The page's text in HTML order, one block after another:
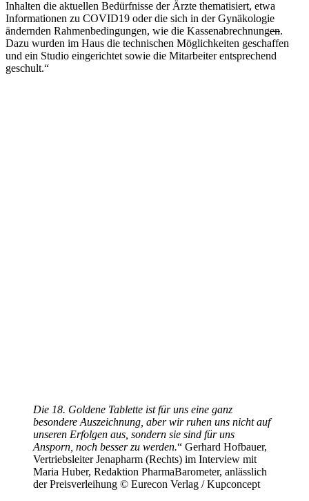
Inhalten die aktuellen Bedürfnisse der Ärzte thematisiert, etwa
Informationen zu COVID19 oder die sich in der Gynäkologie
ändernden Rahmenbedingungen, wie die Kassenabrechnungen.
Dazu wurden im Haus die technischen Möglichkeiten geschaffen
und ein Studio eingerichtet sowie die Mitarbeiter entsprechend
geschult.“
Die 18. Goldene Tablette ist für uns eine ganz
besondere Auszeichnung, aber wir ruhen uns nicht auf
unseren Erfolgen aus, sondern sie sind für uns
Ansporn, noch besser zu werden.“ Gerhard Hofbauer,
Vertriebsleiter Jenapharm (Rechts) im Interview mit
Maria Huber, Redaktion PharmaBarometer, anlässlich
der Preisverleihung © Eurecon Verlag / Kupconcept